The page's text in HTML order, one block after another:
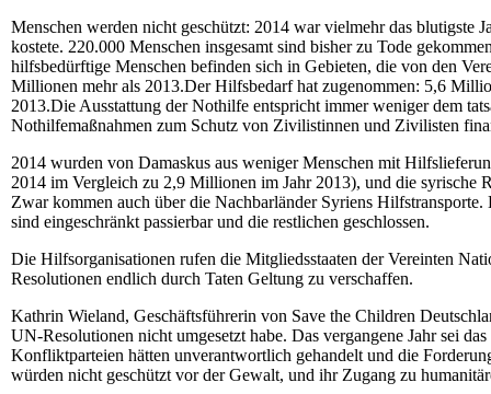
Menschen werden nicht geschützt: 2014 war vielmehr das blutigste
kostete. 220.000 Menschen insgesamt sind bisher zu Tode
hilfsbedürftige Menschen befinden sich in Gebieten, die von den
Millionen mehr als 2013.Der Hilfsbedarf hat zugenommen: 5,6
2013.Die Ausstattung der Nothilfe entspricht immer weniger dem
Nothilfemaßnahmen zum Schutz von Zivilistinnen und Zivilisten
2014 wurden von Damaskus aus weniger Menschen mit
2014 im Vergleich zu 2,9 Millionen im Jahr 2013), und die
Zwar kommen auch über die Nachbarländer Syriens
sind eingeschränkt passierbar und die restlichen geschlossen.
Die Hilfsorganisationen rufen die Mitgliedsstaaten der Vereinten
Resolutionen endlich durch Taten Geltung zu verschaffen.
Kathrin Wieland, Geschäftsführerin von Save the Children
UN-Resolutionen nicht umgesetzt habe. Das vergangene Jahr sei
Konfliktparteien hätten unverantwortlich gehandelt und die
würden nicht geschützt vor der Gewalt, und ihr Zugang zu